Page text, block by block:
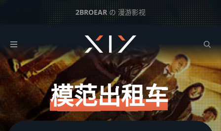
2BROEARの 漫游影视
模范出租车
下一篇：诸神之战
模范出租车